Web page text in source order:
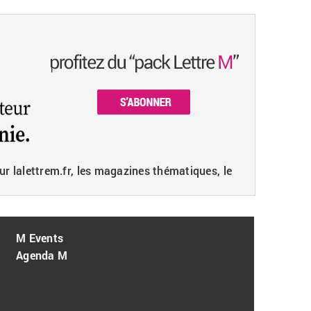
lalettrem.fr, les magazines thématiques, le
M Events
Agenda M